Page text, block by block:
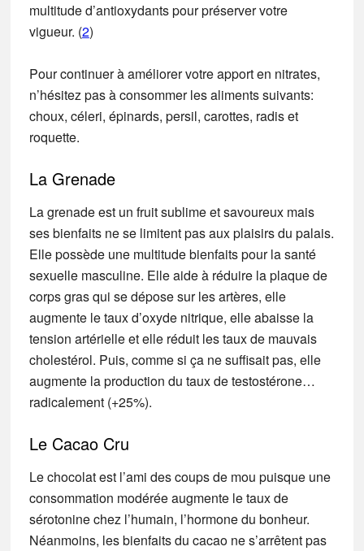
multitude d’antioxydants pour préserver votre
vigueur. (2)
Pour continuer à améliorer votre apport en nitrates,
n’hésitez pas à consommer les aliments suivants:
choux, céleri, épinards, persil, carottes, radis et
roquette.
La Grenade
La grenade est un fruit sublime et savoureux mais
ses bienfaits ne se limitent pas aux plaisirs du palais.
Elle possède une multitude bienfaits pour la santé
sexuelle masculine. Elle aide à réduire la plaque de
corps gras qui se dépose sur les artères, elle
augmente le taux d’oxyde nitrique, elle abaisse la
tension artérielle et elle réduit les taux de mauvais
cholestérol. Puis, comme si ça ne suffisait pas, elle
augmente la production du taux de testostérone…
radicalement (+25%).
Le Cacao Cru
Le chocolat est l’ami des coups de mou puisque une
consommation modérée augmente le taux de
sérotonine chez l’humain, l’hormone du bonheur.
Néanmoins, les bienfaits du cacao ne s’arrêtent pas